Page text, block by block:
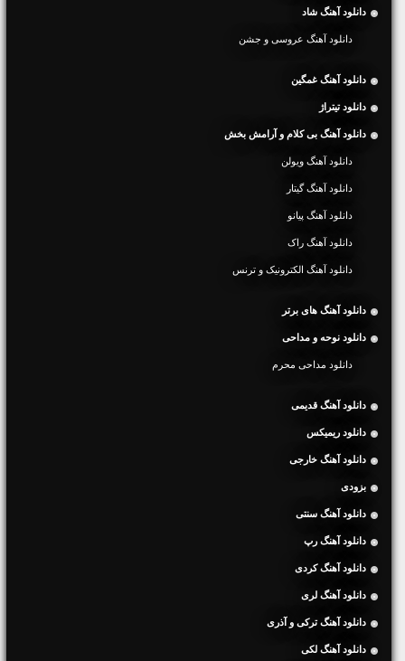
دانلود آهنگ شاد
دانلود آهنگ عروسی و جشن
دانلود آهنگ غمگین
دانلود تیتراژ
دانلود آهنگ بی کلام و آرامش بخش
دانلود آهنگ ویولن
دانلود آهنگ گیتار
دانلود آهنگ پیانو
دانلود آهنگ راک
دانلود آهنگ الکترونیک و ترنس
دانلود آهنگ های برتر
دانلود نوحه و مداحی
دانلود مداحی محرم
دانلود آهنگ قدیمی
دانلود ریمیکس
دانلود آهنگ خارجی
بزودی
دانلود آهنگ سنتی
دانلود آهنگ رپ
دانلود آهنگ کردی
دانلود آهنگ لری
دانلود آهنگ ترکی و آذری
دانلود آهنگ لکی